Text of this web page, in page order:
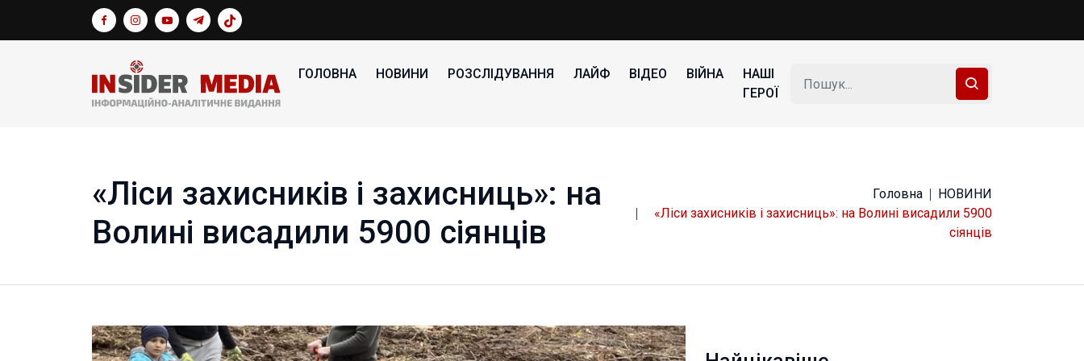
ГОЛОВНА НОВИНИ РОЗСЛІДУВАННЯ ЛАЙФ ВІДЕО ВІЙНА
НАШІ
ГЕРОЇ
«Ліси захисників і захисниць»: на
Волині висадили 5900 сіянців
Головна
НОВИНИ
«Ліси захисників і захисниць»: на Волині висадили 5900
сіянців